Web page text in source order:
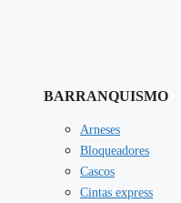
BARRANQUISMO
Arneses
Bloqueadores
Cascos
Cintas express